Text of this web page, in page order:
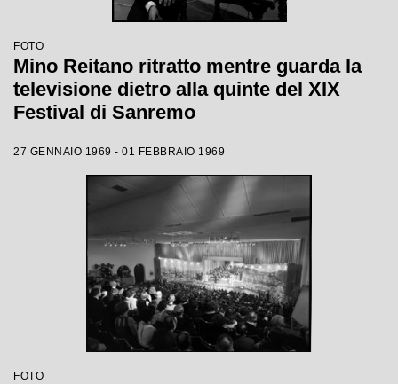
FOTO
Mino Reitano ritratto mentre guarda la
televisione dietro alla quinte del XIX
Festival di Sanremo
27 GENNAIO 1969 - 01 FEBBRAIO 1969
FOTO